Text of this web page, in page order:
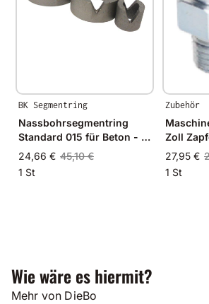
Durch Verwendung hochwertiger
Bindungsmaterialien garantieren
gleichbleibende Spitzenqualität.
BK Segmentring
Nassbohrsegmentring
Standard 015 für Beton - Ø
20mm - 20/15mm
24,66 € 45,10 €
1 St
Zubehör
Zoll
27,95 €
1 St
Wie wäre es hiermit?
Mehr von DieBo